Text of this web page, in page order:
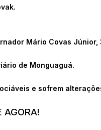
Mário Covas
de Monguaguá.
e sofrem
AGORA!